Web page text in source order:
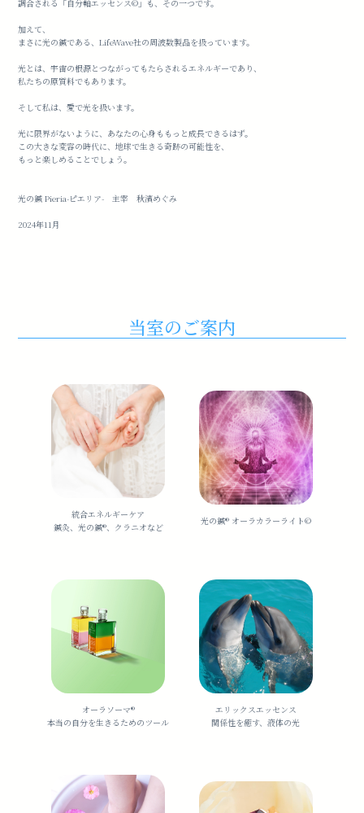
調合される「自分軸エッセンス©︎」も、その一つです。
加えて、
まさに光の鍼である、LifeWave社の周波数製品を扱っています。
光とは、宇宙の根源とつながってもたらされるエネルギーであり、
私たちの原質料でもあります。
そして私は、愛で光を扱います。
光に限界がないように、あなたの心身ももっと成長できるはず。
この大きな変容の時代に、地球で生きる奇跡の可能性を、
もっと楽しめることでしょう。
光の鍼 Pieria-ピエリア- 主宰 秋濱めぐみ
2024年11月
当室のご案内
統合エネルギーケア
鍼灸、光の鍼®︎、クラニオなど
光の鍼®️ オーラカラーライト©︎
オーラソーマ®️
本当の自分を生きるためのツール
エリックスエッセンス
関係性を癒す、液体の光